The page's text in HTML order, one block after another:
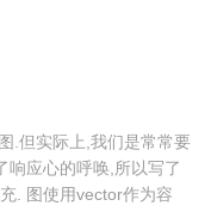
.但实际上,我们是常常要
响应心的呼唤,所以写了
. 图使用vector作为容